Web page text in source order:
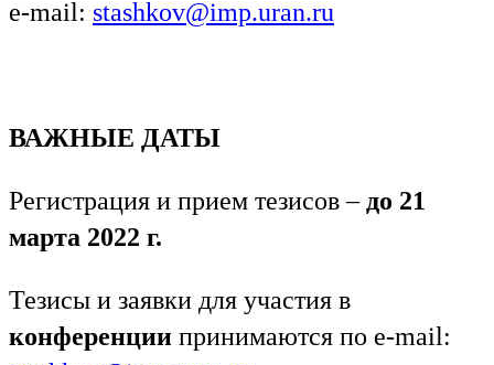
e-mail: stashkov@imp.uran.ru
ВАЖНЫЕ ДАТЫ
Регистрация и прием тезисов – до 21
марта 2022 г.
Тезисы и заявки для участия в
конференции принимаются по e-mail: